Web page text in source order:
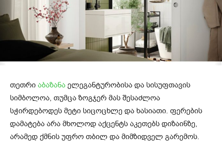
თეთრი აბაზანა ელეგანტურობისა და სისუფთავის
სიმბოლოა, თუმცა ზოგჯერ მას შესაძლოა
სჭირდებოდეს მეტი სიცოცხლე და ხასიათი. ფერების
დამატება არა მხოლოდ აქცენტს აკეთებს დიზაინზე,
არამედ ქმნის უფრო თბილ და მიმზიდველ გარემოს.